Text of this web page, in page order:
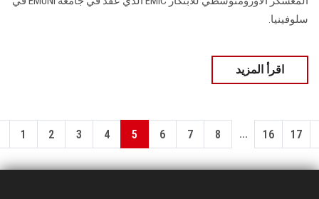
سلوفينيا‎.‎
اقرأ المزيد
1 2 3 4 5 6 7 8 ... 16 17